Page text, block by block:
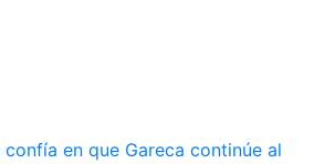
confía en que Gareca continúe al